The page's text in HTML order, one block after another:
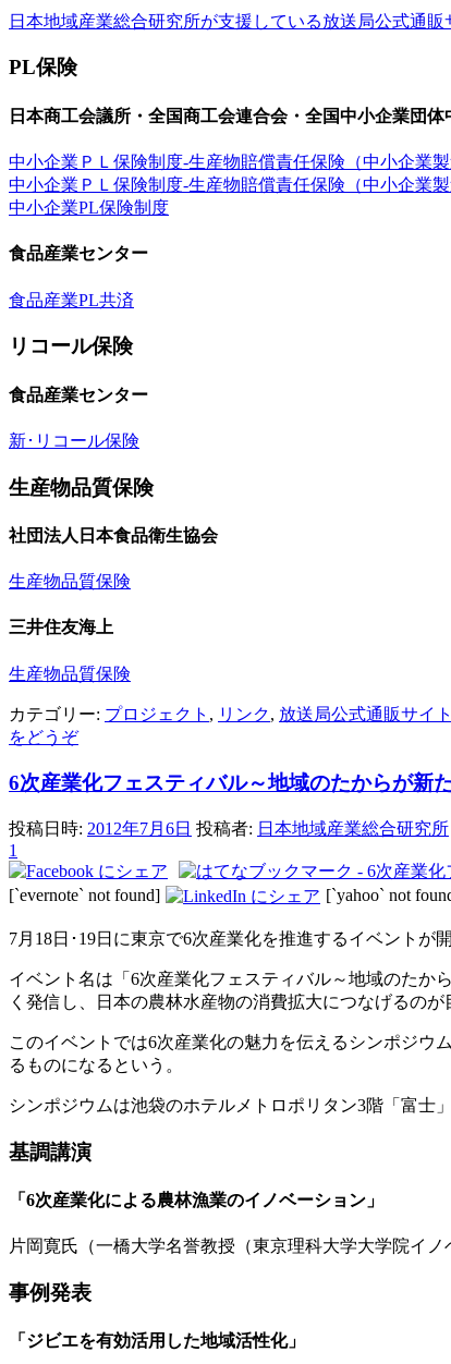
日本地域産業総合研究所が支援している放送局公式通販
PL保険
日本商工会議所・全国商工会連合会・全国中小企業団体
中小企業ＰＬ保険制度-生産物賠償責任保険（中小企業
中小企業ＰＬ保険制度-生産物賠償責任保険（中小企業
中小企業PL保険制度
食品産業センター
食品産業PL共済
リコール保険
食品産業センター
新･リコール保険
生産物品質保険
社団法人日本食品衛生協会
生産物品質保険
三井住友海上
生産物品質保険
カテゴリー: プロジェクト , リンク, 放送局公式通販サイ
をどうぞ
6次産業化フェスティバル～地域のたからが新
投稿日時: 2012年7月6日 投稿者: 日本地域産業総合研究所
1
[`evernote` not found] [`yahoo` not
7月18日･19日に東京で6次産業化を推進するイベントが
イベント名は「6次産業化フェスティバル～地域のたか
く発信し、日本の農林水産物の消費拡大につなげるのが
このイベントでは6次産業化の魅力を伝えるシンポジウ
るものになるという。
シンポジウムは池袋のホテルメトロポリタン3階「富士
基調講演
「6次産業化による農林漁業のイノベーション」
片岡寛氏（一橋大学名誉教授（東京理科大学大学院イノ
事例発表
「ジビエを有効活用した地域活性化」